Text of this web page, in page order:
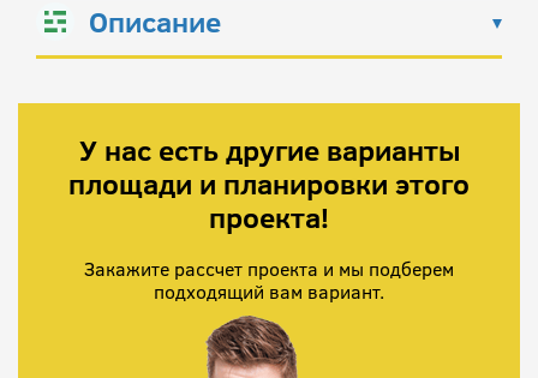
Описание
У нас есть другие варианты
площади и планировки этого
проекта!
Закажите рассчет проекта и мы подберем
подходящий вам вариант.